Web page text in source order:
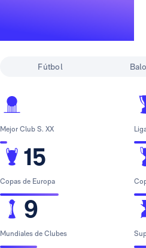
Fútbol
Mejor Club S. XX
15
Copas de Europa
9
Mundiales de Clubes